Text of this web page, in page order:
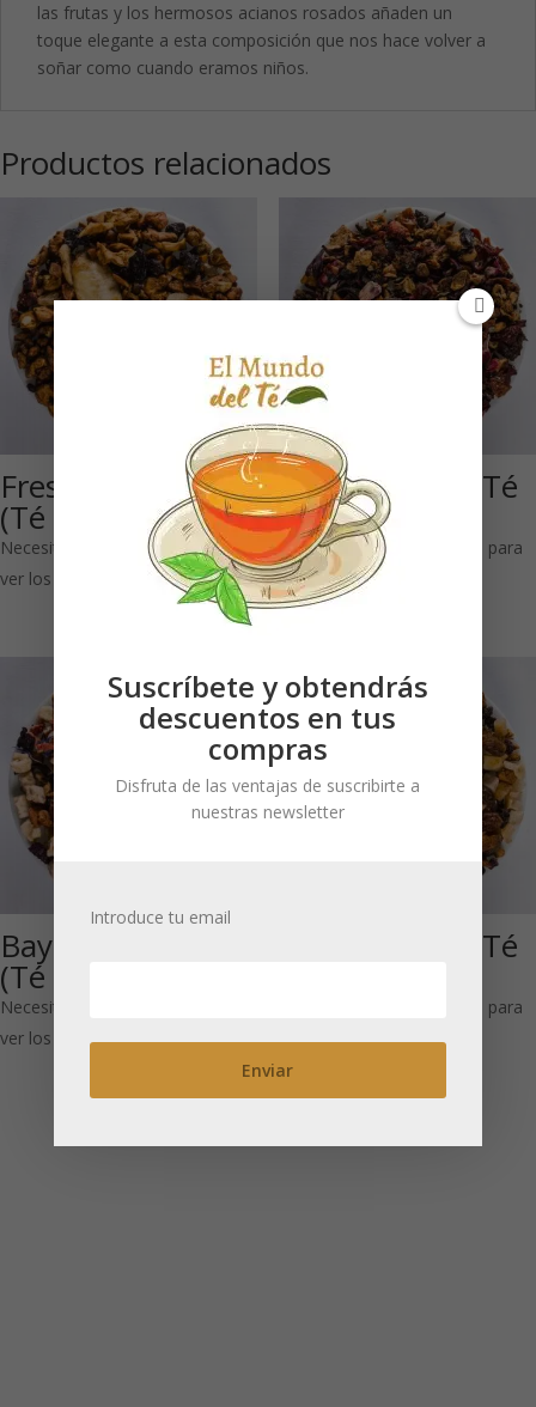
las frutas y los hermosos acianos rosados añaden un
toque elegante a esta composición que nos hace volver a
soñar como cuando eramos niños.
Productos relacionados
Fresa-Frambuesa
(Té de frutas)
Necesitas estar registrado para
ver los precios
Fresa & Nata: Té
de frutas
Necesitas estar registrado para
ver los precios
Baya del Dragón
(Té de frutas)
Necesitas estar registrado para
ver los precios
Cóctel Hawái (Té
Necesitas estar registrado para
ver los precios
Suscríbete y obtendrás
descuentos en tus
compras
Disfruta de las ventajas de suscribirte a
nuestras newsletter
Introduce tu email